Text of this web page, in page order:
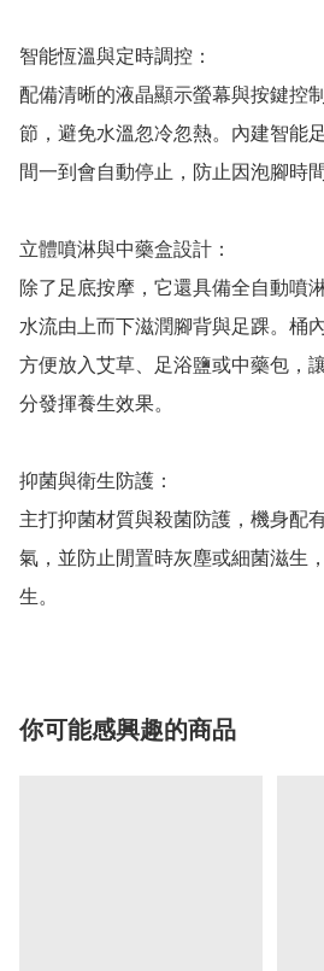
智能恆溫與定時調控：
配備清晰的液晶顯示螢幕與按鍵控
節，避免水溫忽冷忽熱。內建智能
間一到會自動停止，防止因泡腳時
立體噴淋與中藥盒設計：
除了足底按摩，它還具備全自動噴
水流由上而下滋潤腳背與足踝。桶
方便放入艾草、足浴鹽或中藥包，
分發揮養生效果。
抑菌與衛生防護：
主打抑菌材質與殺菌防護，機身配
氣，並防止閒置時灰塵或細菌滋生
生。
你可能感興趣的商品